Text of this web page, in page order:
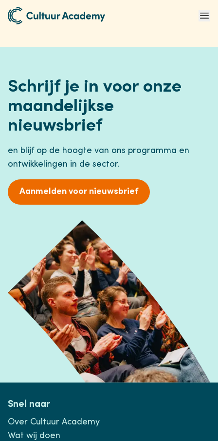
Naar home
Schrijf je in voor onze
maandelijkse
nieuwsbrief
en blijf op de hoogte van ons programma en
ontwikkelingen in de sector.
Aanmelden voor nieuwsbrief
Snel naar
Over Cultuur Academy
Wat wij doen